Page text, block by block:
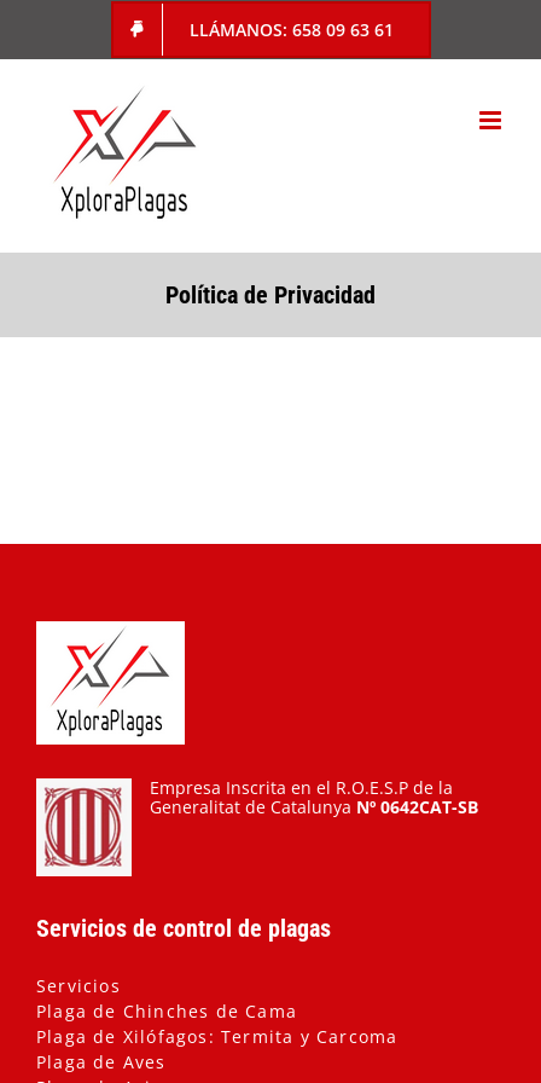
contenido
LLÁMANOS: 658 09 63 61
Política de Privacidad
Empresa Inscrita en el R.O.E.S.P de la
Generalitat de Catalunya Nº 0642CAT-SB
Servicios de control de plagas
Servicios
Plaga de Chinches de Cama
Plaga de Xilófagos: Termita y Carcoma
Plaga de Aves